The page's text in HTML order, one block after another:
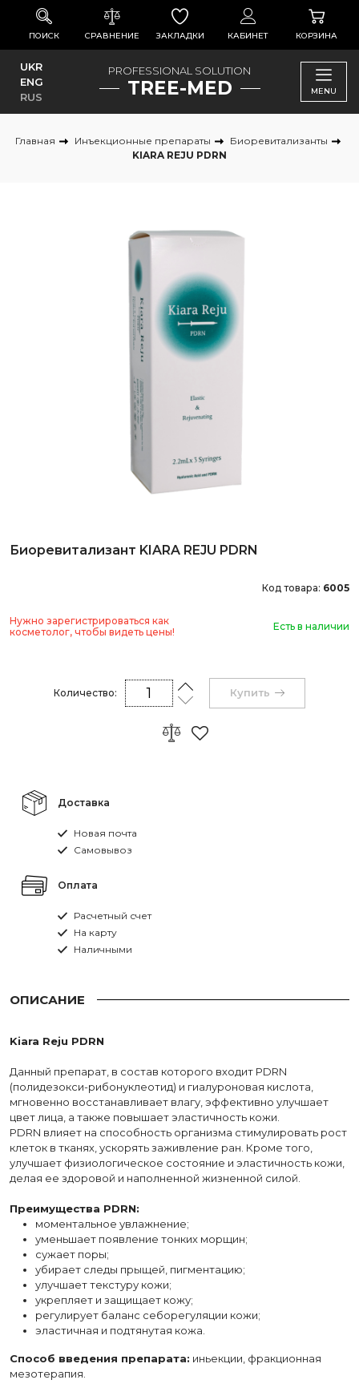
ПОИСК СРАВНЕНИЕ ЗАКЛАДКИ КАБИНЕТ КОРЗИНА
PROFESSIONAL SOLUTION
TREE-MED
UKR
ENG
RUS
MENU
Главная Инъекционные препараты
Биоревитализанты
KIARA REJU PDRN
Биоревитализант KIARA REJU PDRN
Код товара: 6005
Нужно зарегистрироваться как
косметолог, чтобы видеть цены!
Есть в наличии
Количество: Купить
Доставка
Новая почта
Самовывоз
Оплата
Расчетный счет
На карту
Наличными
ОПИСАНИЕ
Kiara Reju PDRN
Данный препарат, в состав которого входит PDRN
(полидезокси-рибонуклеотид) и гиалуроновая кислота,
мгновенно восстанавливает влагу, эффективно улучшает
цвет лица, а также повышает эластичность кожи.
PDRN влияет на способность организма стимулировать рост
клеток в тканях, ускорять заживление ран. Кроме того,
улучшает физиологическое состояние и эластичность кожи,
делая ее здоровой и наполненной жизненной силой.
Преимущества PDRN:
моментальное увлажнение;
уменьшает появление тонких морщин;
сужает поры;
убирает следы прыщей, пигментацию;
улучшает текстуру кожи;
укрепляет и защищает кожу;
регулирует баланс себорегуляции кожи;
эластичная и подтянутая кожа.
Способ введения препарата: иньекции, фракционная
мезотерапия.